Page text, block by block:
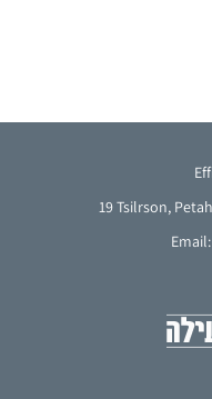
19 Tsilrson,